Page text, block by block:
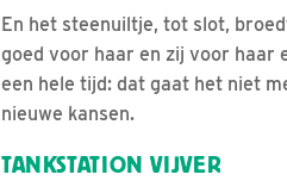
En het steenuiltje, tot slot,
goed voor haar en zij voor haar
een hele tijd: dat gaat het niet
nieuwe kansen.
TANKSTATION VIJVER